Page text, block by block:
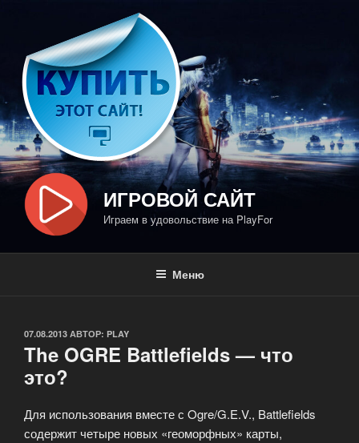
содержимому
ИГРОВОЙ САЙТ
Играем в удовольствие на PlayFor
Меню
ОПУБЛИКОВАНО
07.08.2013 АВТОР: PLAY
The OGRE Battlefields — что
это?
Для использования вместе с Ogre/G.E.V., Battlefields
содержит четыре новых «геоморфных» карты,